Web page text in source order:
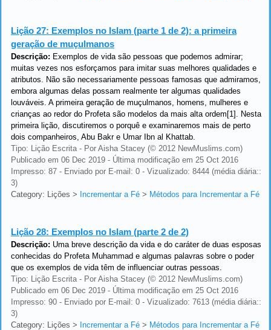
Lição 27: Exemplos no Islam (parte 1 de 2): a primeira
geração de muçulmanos
Descrição: Exemplos de vida são pessoas que podemos admirar;
muitas vezes nos esforçamos para imitar suas melhores qualidades e
atributos. Não são necessariamente pessoas famosas que admiramos,
embora algumas delas possam realmente ter algumas qualidades
louváveis. A primeira geração de muçulmanos, homens, mulheres e
crianças ao redor do Profeta são modelos da mais alta ordem[1]. Nesta
primeira lição, discutiremos o porquê e examinaremos mais de perto
dois companheiros, Abu Bakr e Umar Ibn al Khattab.
Tipo: Lição Escrita - Por Aisha Stacey (© 2012 NewMuslims.com)
Publicado em 06 Dec 2019 - Última modificação em 25 Oct 2016
Impresso: 87 - Enviado por E-mail: 0 - Vizualizado: 8444 (média diária::
3)
Category: Lições > Incrementar a Fé > Métodos para Incrementar a Fé
Lição 28: Exemplos no Islam (parte 2 de 2)
Descrição: Uma breve descrição da vida e do caráter de duas esposas
conhecidas do Profeta Muhammad e algumas palavras sobre o poder
que os exemplos de vida têm de influenciar outras pessoas.
Tipo: Lição Escrita - Por Aisha Stacey (© 2012 NewMuslims.com)
Publicado em 06 Dec 2019 - Última modificação em 25 Oct 2016
Impresso: 90 - Enviado por E-mail: 0 - Vizualizado: 7613 (média diária::
3)
Category: Lições > Incrementar a Fé > Métodos para Incrementar a Fé